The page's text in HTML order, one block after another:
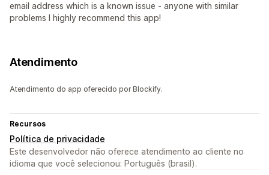
email address which is a known issue - anyone with similar
problems I highly recommend this app!
Atendimento
Atendimento do app oferecido por Blockify.
Recursos
Política de privacidade
Este desenvolvedor não oferece atendimento ao cliente no
idioma que você selecionou: Português (brasil).